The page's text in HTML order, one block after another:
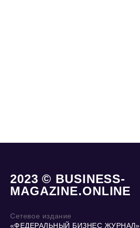
2023 © BUSINESS-
MAGAZINE.ONLINE
Сетевое издание
«ФЕДЕРАЛЬНЫЙ БИЗНЕС ЖУРНАЛ»